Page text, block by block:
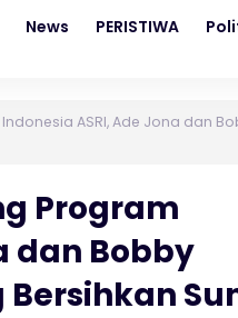
News PERISTIWA
ASRI, Ade Jona dan
Program
dan Bobby
Bersihkan